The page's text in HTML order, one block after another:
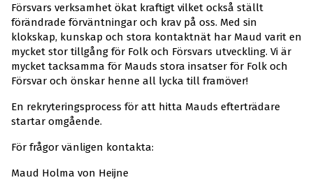
Försvars verksamhet ökat kraftigt vilket också ställt
förändrade förväntningar och krav på oss. Med sin
klokskap, kunskap och stora kontaktnät har Maud varit en
mycket stor tillgång för Folk och Försvars utveckling. Vi är
mycket tacksamma för Mauds stora insatser för Folk och
Försvar och önskar henne all lycka till framöver!
En rekryteringsprocess för att hitta Mauds efterträdare
startar omgående.
För frågor vänligen kontakta:
Maud Holma von Heijne